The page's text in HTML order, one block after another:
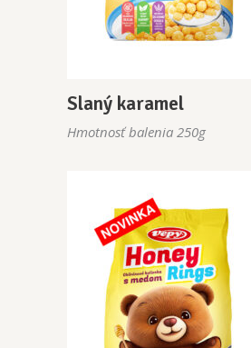
Slaný karamel
Hmotnosť balenia 250g